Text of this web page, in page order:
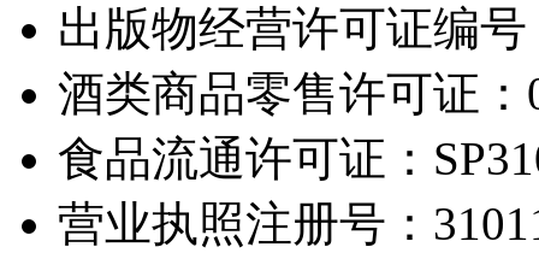
出版物经营许可证编
酒类商品零售许可证：
食品流通许可证：
营业执照注册号：